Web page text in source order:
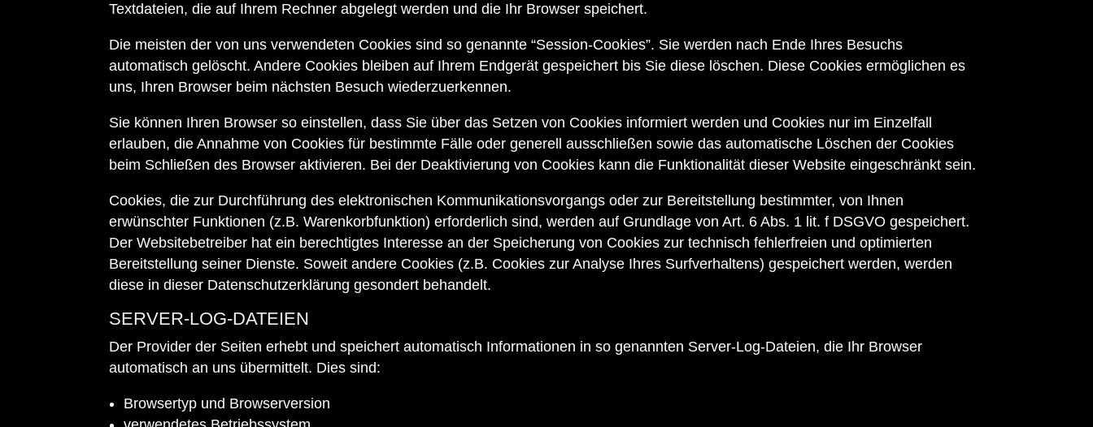
Textdateien, die auf Ihrem Rechner abgelegt werden und die Ihr Browser speichert.
Die meisten der von uns verwendeten Cookies sind so genannte “Session-Cookies”. Sie werden nach Ende Ihres Besuchs
automatisch gelöscht. Andere Cookies bleiben auf Ihrem Endgerät gespeichert bis Sie diese löschen. Diese Cookies ermöglichen es
uns, Ihren Browser beim nächsten Besuch wiederzuerkennen.
Sie können Ihren Browser so einstellen, dass Sie über das Setzen von Cookies informiert werden und Cookies nur im Einzelfall
erlauben, die Annahme von Cookies für bestimmte Fälle oder generell ausschließen sowie das automatische Löschen der Cookies
beim Schließen des Browser aktivieren. Bei der Deaktivierung von Cookies kann die Funktionalität dieser Website eingeschränkt sein.
Cookies, die zur Durchführung des elektronischen Kommunikationsvorgangs oder zur Bereitstellung bestimmter, von Ihnen
erwünschter Funktionen (z.B. Warenkorbfunktion) erforderlich sind, werden auf Grundlage von Art. 6 Abs. 1 lit. f DSGVO gespeichert.
Der Websitebetreiber hat ein berechtigtes Interesse an der Speicherung von Cookies zur technisch fehlerfreien und optimierten
Bereitstellung seiner Dienste. Soweit andere Cookies (z.B. Cookies zur Analyse Ihres Surfverhaltens) gespeichert werden, werden
diese in dieser Datenschutzerklärung gesondert behandelt.
SERVER-LOG-DATEIEN
Der Provider der Seiten erhebt und speichert automatisch Informationen in so genannten Server-Log-Dateien, die Ihr Browser
automatisch an uns übermittelt. Dies sind:
Browsertyp und Browserversion